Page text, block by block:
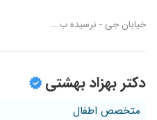
خیابان جی - نرسیده ب...
دکتر بهزاد بهشتی
متخصص اطفال